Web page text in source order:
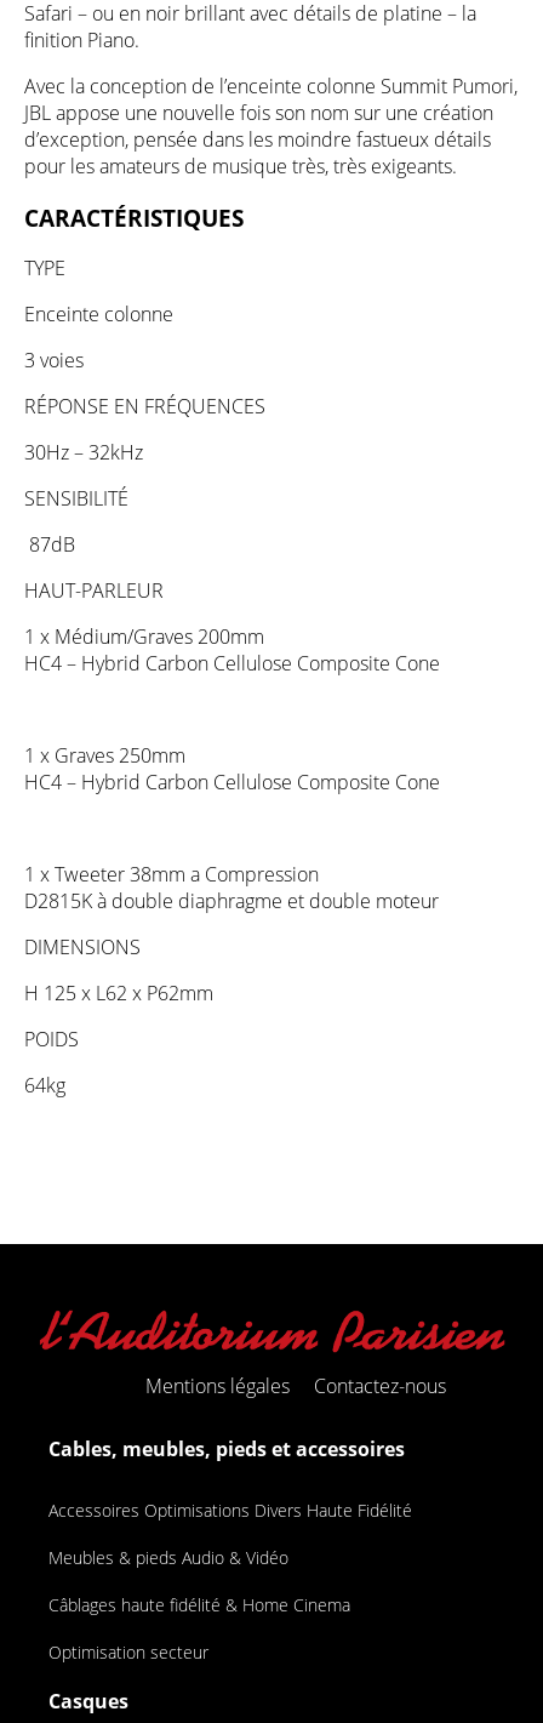
Safari – ou en noir brillant avec détails de platine – la
finition Piano.
Avec la conception de l’enceinte colonne Summit Pumori,
JBL appose une nouvelle fois son nom sur une création
d’exception, pensée dans les moindre fastueux détails
pour les amateurs de musique très, très exigeants.
CARACTÉRISTIQUES
TYPE
Enceinte colonne
3 voies
RÉPONSE EN FRÉQUENCES
30Hz – 32kHz
SENSIBILITÉ
87dB
HAUT-PARLEUR
1 x Médium/Graves 200mm
HC4 – Hybrid Carbon Cellulose Composite Cone
1 x Graves 250mm
HC4 – Hybrid Carbon Cellulose Composite Cone
1 x Tweeter 38mm a Compression
D2815K à double diaphragme et double moteur
DIMENSIONS
H 125 x L62 x P62mm
POIDS
64kg
Mentions légales Contactez-nous
Cables, meubles, pieds et accessoires
Accessoires Optimisations Divers Haute Fidélité
Meubles & pieds Audio & Vidéo
Câblages haute fidélité & Home Cinema
Optimisation secteur
Casques